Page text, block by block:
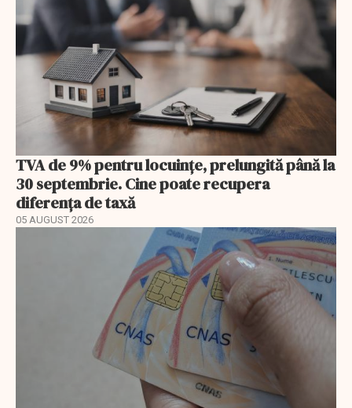
TVA de 9% pentru locuințe, prelungită până la
30 septembrie. Cine poate recupera
diferența de taxă
05 AUGUST 2026